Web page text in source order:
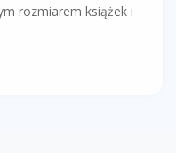
rozmiarem książek i